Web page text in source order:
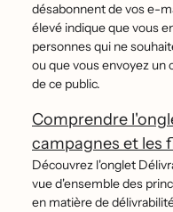
désabonnent de vos e-
élevé indique que vous
personnes qui ne
ou que vous envoyez un
de ce public.
Comprendre
campagnes et les
Découvrez l'onglet
vue d'ensemble des
en matière de